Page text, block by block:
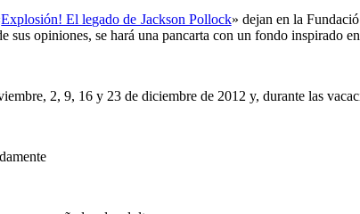
Explosión! El legado de Jackson Pollock» dejan en la
sus opiniones, se hará una pancarta con un fondo inspirado
2, 9, 16 y 23 de diciembre de 2012 y, durante las